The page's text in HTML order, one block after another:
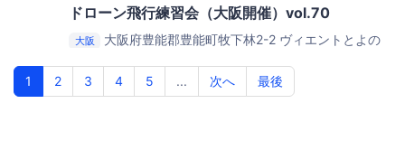
ドローン飛行練習会（大阪開催）vol.70
大阪 大阪府豊能郡豊能町牧下林2-2 ヴィエントとよの
1
2 3 4 5 ... 次へ 最後